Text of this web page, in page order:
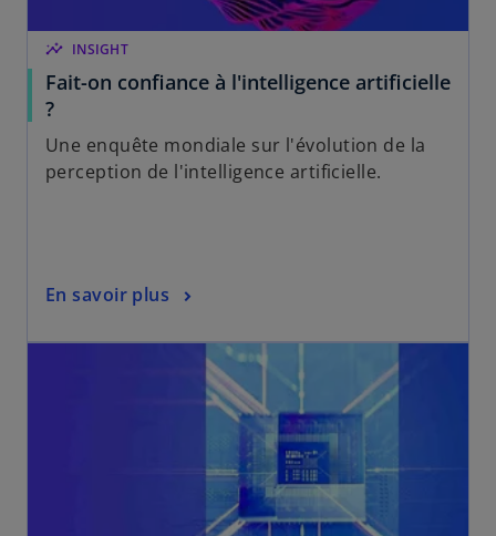
insights INSIGHT
Fait-on confiance à l'intelligence artificielle
?
Une enquête mondiale sur l'évolution de la
perception de l'intelligence artificielle.
En savoir plus